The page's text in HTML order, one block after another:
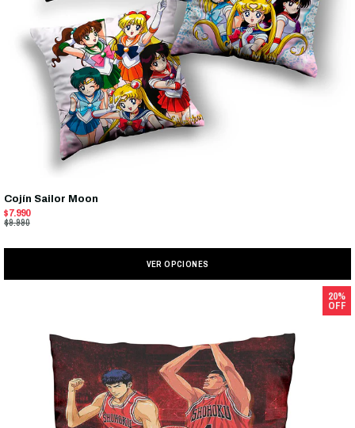
Cojín Sailor Moon
$7.990
$9.990
VER OPCIONES
20%
OFF